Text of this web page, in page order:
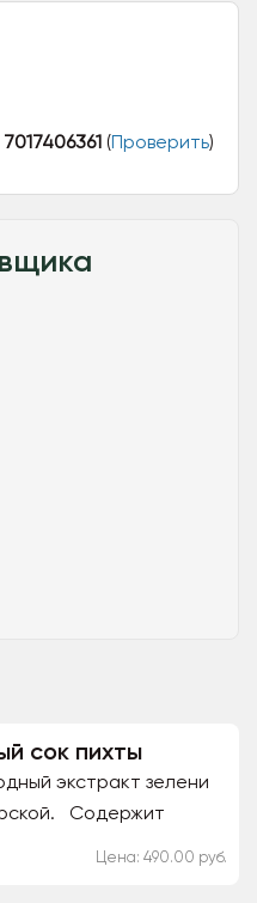
7017406361 (Проверить)
сок пихты
экстракт зелени
Содержит
Цена: 490.00 руб.